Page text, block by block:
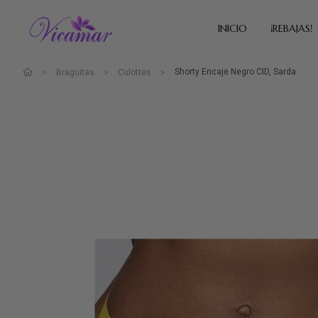
INICIO ¡REBAJAS!
Braguitas Culottes Shorty Encaje Negro CID, Sarda